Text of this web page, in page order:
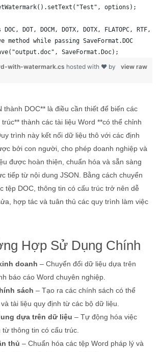
options);
DOT, DOCM, DOTX, DOTX, FLATOPC,
while passing SaveFormat.DOC
SaveFormat.Doc);
view raw
with-watermark.cs hosted with ❤ by
thành DOC** là điều cần thiết để biến các
thành các tài liệu Word **có thể chỉnh
trình này kết nối dữ liệu thô với các định
bởi con người, cho phép doanh nghiệp và
được hoàn thiện, chuẩn hóa và sẵn sàng
tiếp từ nội dung JSON. Bằng cách chuyển
tệp DOC, thông tin có cấu trúc trở nên dễ
hợp tác và tuân thủ các quy trình làm việc
Hợp Sử Dụng Chính
doanh – Chuyển đổi dữ liệu dựa trên
báo cáo Word chuyên nghiệp.
sách – Tạo ra các chính sách có thể
tài liệu quy định từ các bộ dữ liệu.
dựa trên dữ liệu – Tự động hóa việc
từ thông tin có cấu trúc.
thủ – Chuẩn hóa các tệp Word pháp lý và